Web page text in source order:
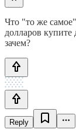
Что "то же
долларов
зачем?
Reply